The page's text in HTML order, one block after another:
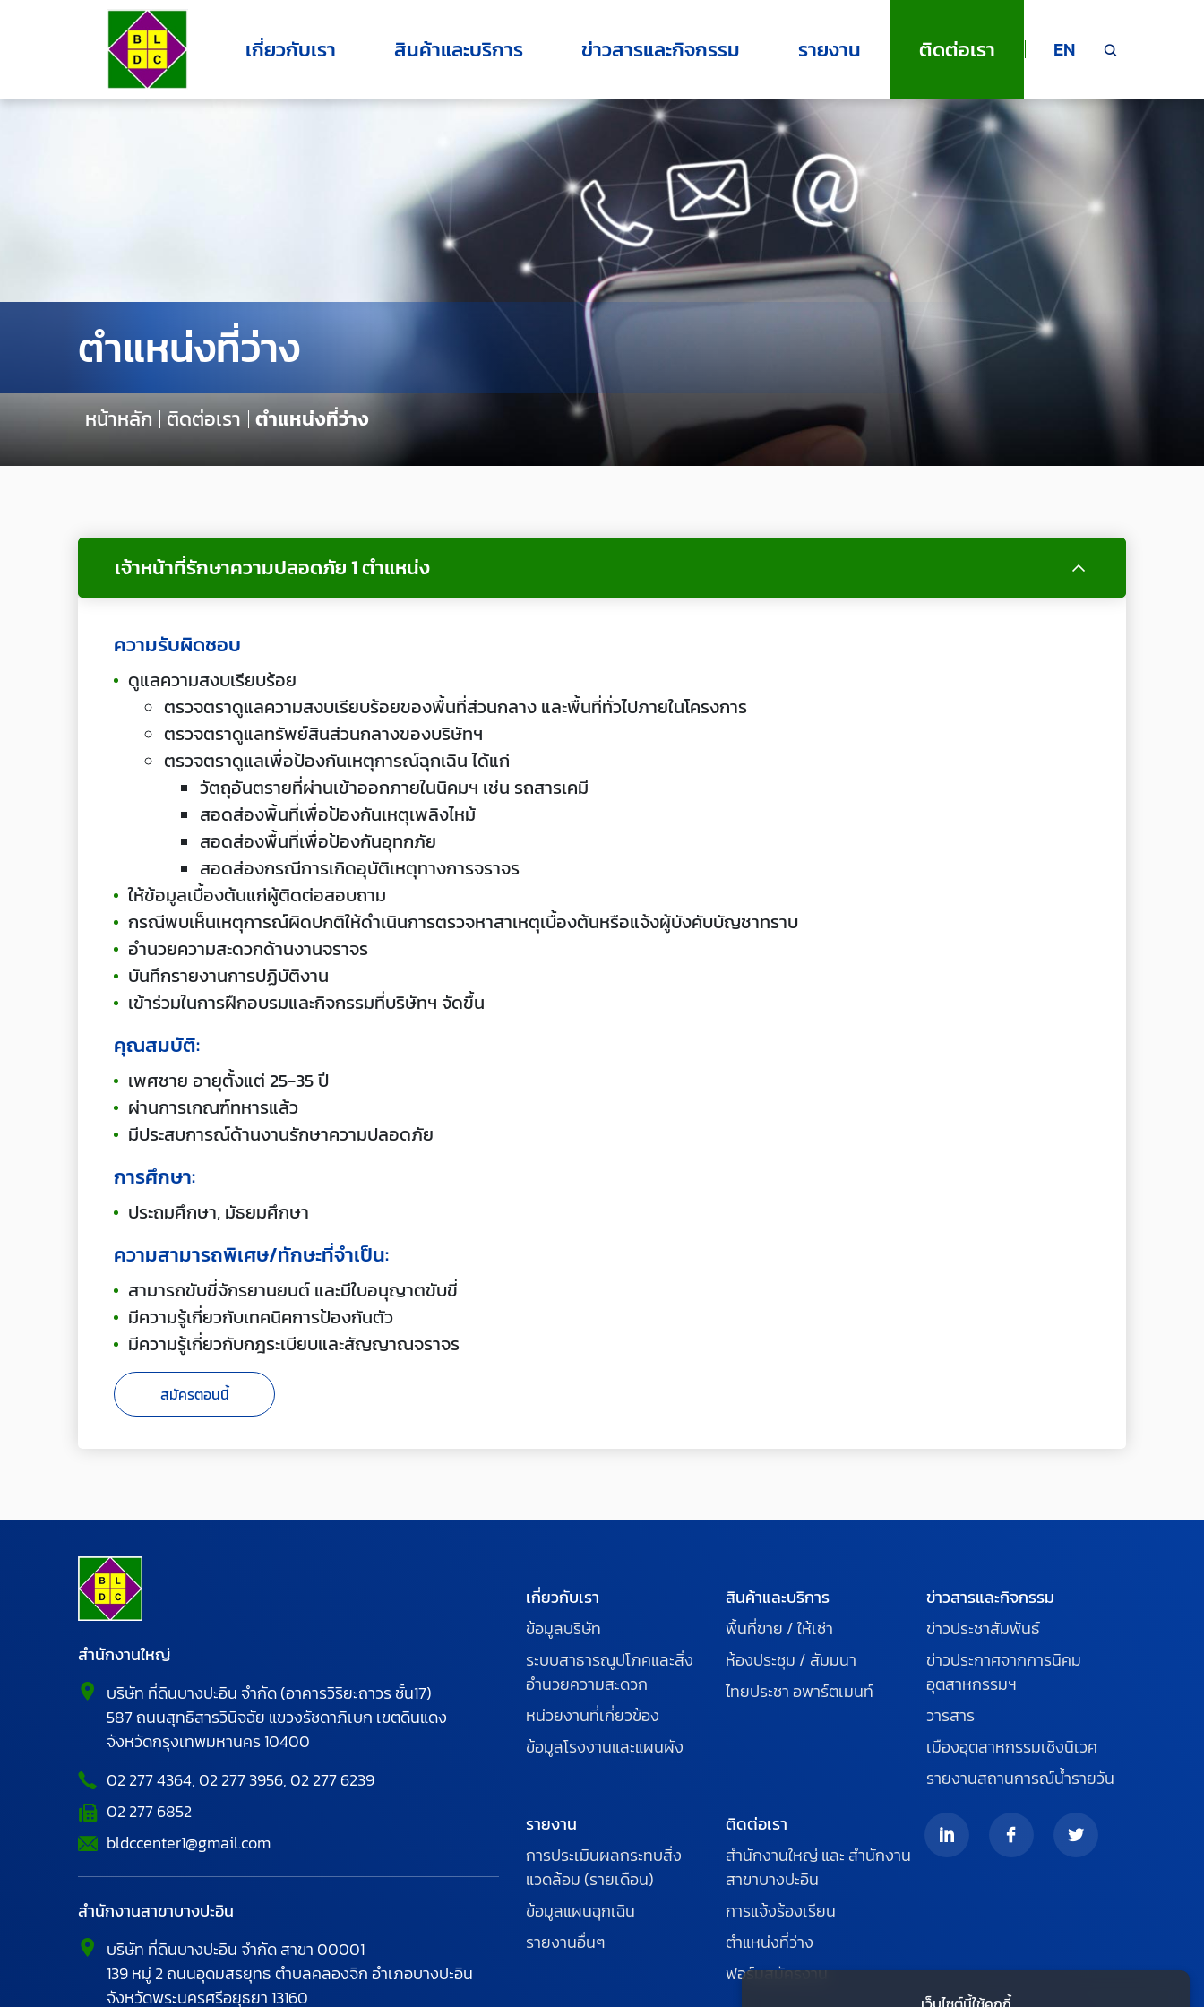
เกี่ยวกับเรา สินค้าและบริการ ข่าวสารและกิจกรรม รายงาน ติดต่อเรา EN
ตำแหน่งที่ว่าง
หน้าหลัก ติดต่อเรา ตำแหน่งที่ว่าง
เจ้าหน้าที่รักษาความปลอดภัย1 ตำแหน่ง
ความรับผิดชอบ
ดูแลความสงบเรียบร้อย
ตรวจตราดูแลความสงบเรียบร้อยของพื้นที่ส่วนกลาง และพื้นที่ทั่วไปภายในโครงการ
ตรวจตราดูแลทรัพย์สินส่วนกลางของบริษัทฯ
ตรวจตราดูแลเพื่อป้องกันเหตุการณ์ฉุกเฉิน ได้แก่
วัตถุอันตรายที่ผ่านเข้าออกภายในนิคมฯ เช่น รถสารเคมี
สอดส่องพิ้นที่เพื่อป้องกันเหตุเพลิงไหม้
สอดส่องพื้นที่เพื่อป้องกันอุทกภัย
สอดส่องกรณีการเกิดอุบัติเหตุทางการจราจร
ให้ข้อมูลเบื้องต้นแก่ผู้ติดต่อสอบถาม
กรณีพบเห็นเหตุการณ์ผิดปกติให้ดำเนินการตรวจหาสาเหตุเบื้องต้นหรือแจ้งผู้บังคับบัญชาทราบ
อำนวยความสะดวกด้านงานจราจร
บันทึกรายงานการปฏิบัติงาน
เข้าร่วมในการฝึกอบรมและกิจกรรมที่บริษัทฯ จัดขึ้น
คุณสมบัติ:
เพศชาย อายุตั้งแต่ 25-35 ปี
ผ่านการเกณฑ์ทหารแล้ว
มีประสบการณ์ด้านงานรักษาความปลอดภัย
การศึกษา:
ประถมศึกษา, มัธยมศึกษา
ความสามารถพิเศษ/ทักษะที่จำเป็น:
สามารถขับขี่จักรยานยนต์ และมีใบอนุญาตขับขี่
มีความรู้เกี่ยวกับเทคนิคการป้องกันตัว
มีความรู้เกี่ยวกับกฎระเบียบและสัญญาณจราจร
สมัครตอนนี้
สำนักงานใหญ่
บริษัท ที่ดินบางปะอิน จำกัด (อาคารวิริยะถาวร ชั้น17)
587ถนนสุทธิสารวินิจฉัย แขวงรัชดาภิเษก เขตดินแดง
จังหวัดกรุงเทพมหานคร10400
02 277 4364, 02 277 3956, 02 277 6239
02 277 6852
bldccenter1@gmail.com
สำนักงานสาขาบางปะอิน
บริษัท ที่ดินบางปะอิน จำกัด สาขา 00001
139 หมู่ 2 ถนนอุดมสรยุทธ ตำบลคลองจิก อำเภอบางปะอิน
จังหวัดพระนครศรีอยุธยา 13160
เกี่ยวกับเรา
ข้อมูลบริษัท
ระบบสาธารณูปโภคและสิ่ง
อำนวยความสะดวก
หน่วยงานที่เกี่ยวข้อง
ข้อมูลโรงงานและแผนผัง
สินค้าและบริการ
พื้นที่ขาย / ให้เช่า
ห้องประชุม / สัมมนา
ไทยประชา อพาร์ตเมนท์
ข่าวสารและกิจกรรม
ข่าวประชาสัมพันธ์
ข่าวประกาศจากการนิคม
อุตสาหกรรมฯ
วารสาร
เมืองอุตสาหกรรมเชิงนิเวศ
รายงานสถานการณ์น้ำรายวัน
รายงาน
การประเมินผลกระทบสิ่ง
แวดล้อม (รายเดือน)
ข้อมูลแผนฉุกเฉิน
รายงานอื่นๆ
ติดต่อเรา
สำนักงานใหญ่ และ สำนักงาน
สาขาบางปะอิน
การแจ้งร้องเรียน
ตำแหน่งที่ว่าง
ฟอร์มสมัครงาน